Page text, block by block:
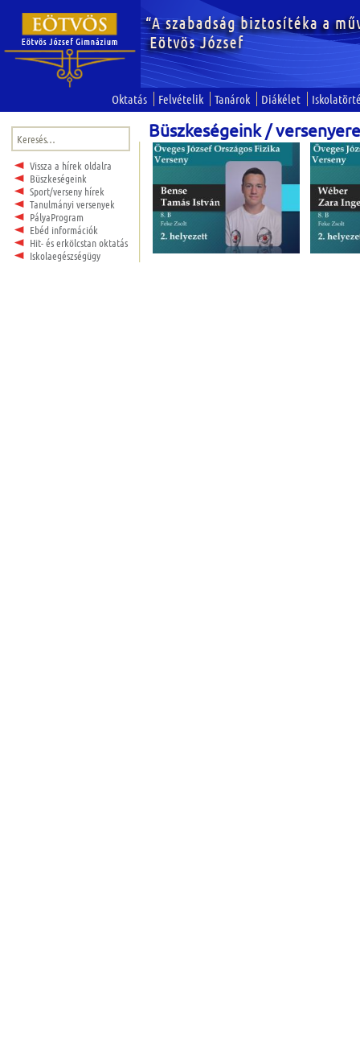
Oktatás Felvételik Tanárok Diákélet
Keresés:
Vissza a hírek oldalra
Büszkeségeink
Sport/verseny hírek
Tanulmányi versenyek
PályaProgram
Ebéd információk
Hit- és erkölcstan oktatás
Iskolaegészségügy
Büszkeségeink /